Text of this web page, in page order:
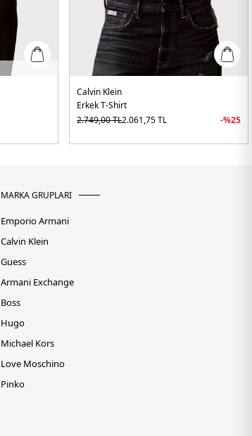
Calvin Klein
Erkek T-Shirt
2.749,00TL2.061,75TL -%25
MARKA GRUPLARI
Emporio Armani
Calvin Klein
Guess
Armani Exchange
Boss
Hugo
Michael Kors
Love Moschino
Pinko